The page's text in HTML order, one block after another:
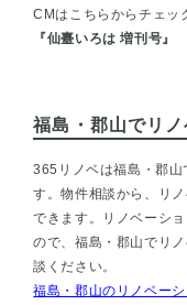
CMはこちらからチェッ
『仙臺いろは 増刊号』
福島・郡山でリ
365リノベは福島・郡山
す。物件相談から、リ
できます。リノベーシ
ので、福島・郡山でリ
談ください。
福島・郡山のリノベー